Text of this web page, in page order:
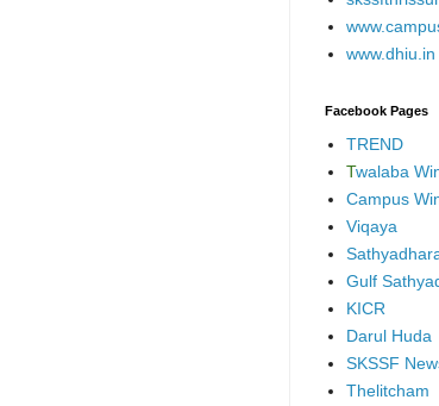
www.dhiu.in
Facebook Pages
TREND
Twalaba
Campus
Viqaya
Gulf
KICR
Darul Huda
SKSSF
Thelitcham